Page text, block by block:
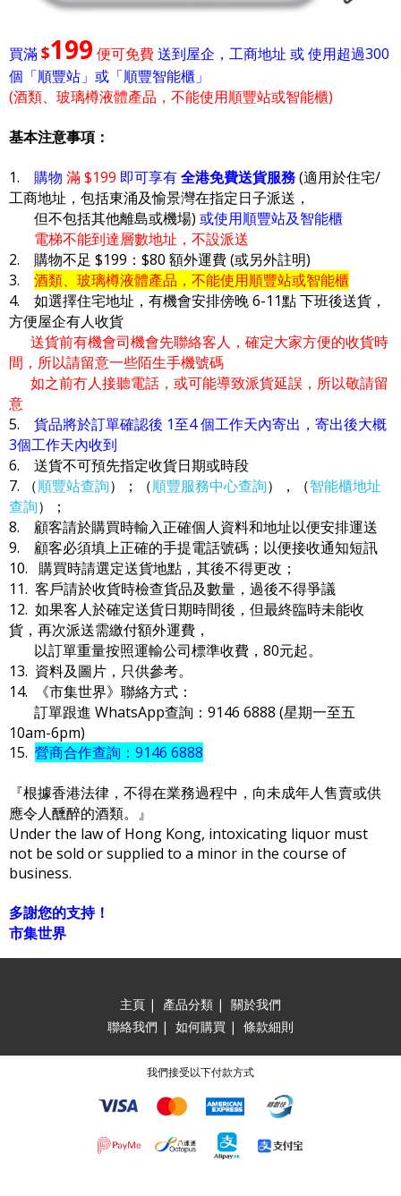
買滿$199 便可免費送到屋企，工商地址 或 使用超過300
個「順豐站」或「順豐智能櫃」
(酒類、玻璃樽液體產品，不能使用順豐站或智能櫃)
基本注意事項：
1. 購物 滿 $199 即可享有全港免費送貨服務(適用於住宅/
工商地址，包括東涌及愉景灣在指定日子派送，
但不包括其他離島或機場) 或使用順豐站及智能櫃
電梯不能到達層數地址，不設派送
2. 購物不足 $199：$80 額外運費 (或另外註明)
3. 酒類、玻璃樽液體產品，不能使用順豐站或智能櫃
4. 如選擇住宅地址，有機會安排傍晚 6-11點 下班後送貨，
方便屋企有人收貨
送貨前有機會司機會先聯絡客人，確定大家方便的收貨時
間，所以請留意一些陌生手機號碼
如之前冇人接聽電話，或可能導致派貨延誤，所以敬請留
意
5. 貨品將於訂單確認後 1至4 個工作天內寄出，寄出後大概
3個工作天內收到
6. 送貨不可預先指定收貨日期或時段
7. （順豐站查詢）；（順豐服務中心查詢），（智能櫃地址
查詢）；
8. 顧客請於購買時輸入正確個人資料和地址以便安排運送
9. 顧客必須填上正確的手提電話號碼；以便接收通知短訊
10. 購買時請選定送貨地點，其後不得更改；
11. 客戶請於收貨時檢查貨品及數量，過後不得爭議
12. 如果客人於確定送貨日期時間後，但最終臨時未能收
貨，再次派送需繳付額外運費，
以訂單重量按照運輸公司標準收費，80元起。
13. 資料及圖片，只供參考。
14. 《市集世界》聯絡方式：
訂單跟進 WhatsApp查詢：9146 6888 (星期一至五
10am-6pm)
15. 營商合作查詢：9146 6888
『根據香港法律，不得在業務過程中，向未成年人售賣或供
應令人醺醉的酒類。』
Under the law of Hong Kong, intoxicating liquor must
not be sold or supplied to a minor in the course of
business.
多謝您的支持！
市集世界
主頁 | 產品分類 | 關於我們
聯絡我們 | 如何購買 | 條款細則
我們接受以下付款方式